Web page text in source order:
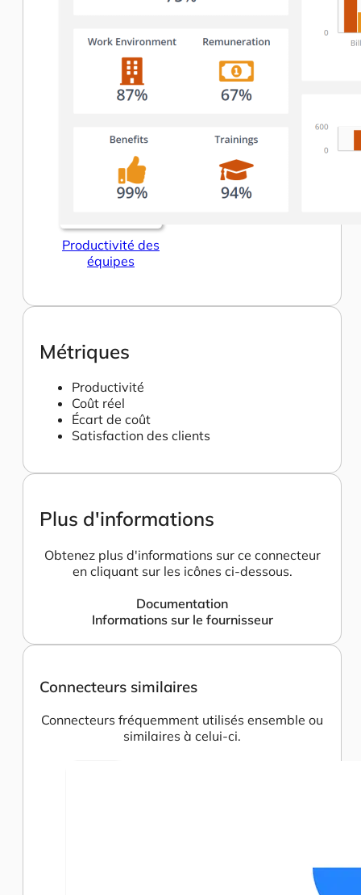
Productivité des
équipes
Métriques
Productivité
Coût réel
Écart de coût
Satisfaction des clients
Plus d'informations
Obtenez plus d'informations sur ce connecteur
en cliquant sur les icônes ci-dessous.
Documentation
Informations sur le fournisseur
Connecteurs similaires
Connecteurs fréquemment utilisés ensemble ou
similaires à celui-ci.